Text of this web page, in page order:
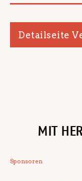
Detailseite
MIT
Sponsoren